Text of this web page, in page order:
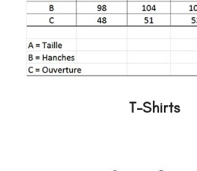
T-Shirts